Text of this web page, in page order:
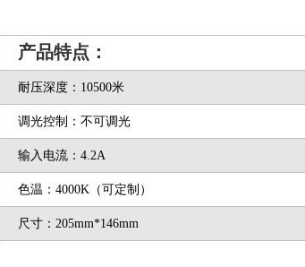
产品特点：
耐压深度：10500米
调光控制：不可调光
输入电流：4.2A
色温：4000K（可定制）
尺寸：205mm*146mm